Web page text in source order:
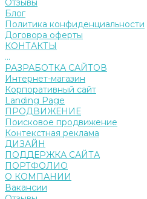
Отзывы
Блог
Политика конфиденциальности
Договора оферты
КОНТАКТЫ
...
РАЗРАБОТКА САЙТОВ
Интернет-магазин
Корпоративный сайт
Landing Page
ПРОДВИЖЕНИЕ
Поисковое продвижение
Контекстная реклама
ДИЗАЙН
ПОДДЕРЖКА САЙТА
ПОРТФОЛИО
О КОМПАНИИ
Вакансии